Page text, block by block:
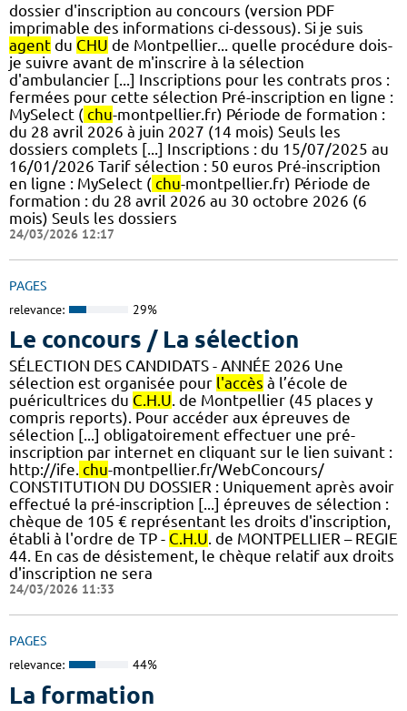
dossier d'inscription au concours (version PDF
imprimable des informations ci-dessous). Si je suis
agent du CHU de Montpellier... quelle procédure dois-
je suivre avant de m'inscrire à la sélection
d'ambulancier [...] Inscriptions pour les contrats pros :
fermées pour cette sélection Pré-inscription en ligne :
MySelect ( chu-montpellier.fr) Période de formation :
du 28 avril 2026 à juin 2027 (14 mois) Seuls les
dossiers complets [...] Inscriptions : du 15/07/2025 au
16/01/2026 Tarif sélection : 50 euros Pré-inscription
en ligne : MySelect ( chu-montpellier.fr) Période de
formation : du 28 avril 2026 au 30 octobre 2026 (6
mois) Seuls les dossiers
24/03/2026 12:17
PAGES
relevance: 29%
Le concours / La sélection
SÉLECTION DES CANDIDATS - ANNÉE 2026 Une
sélection est organisée pour l'accès à l’école de
puéricultrices du C.H.U. de Montpellier (45 places y
compris reports). Pour accéder aux épreuves de
sélection [...] obligatoirement effectuer une pré-
inscription par internet en cliquant sur le lien suivant :
http://ife. chu-montpellier.fr/WebConcours/
CONSTITUTION DU DOSSIER : Uniquement après avoir
effectué la pré-inscription [...] épreuves de sélection :
chèque de 105 € représentant les droits d'inscription,
établi à l'ordre de TP - C.H.U. de MONTPELLIER – REGIE
44. En cas de désistement, le chèque relatif aux droits
d'inscription ne sera
24/03/2026 11:33
PAGES
relevance: 44%
La formation